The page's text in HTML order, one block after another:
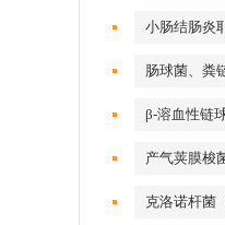
小肠结肠炎
肠球菌、粪
β-溶血性链
产气荚膜梭
克洛诺杆菌